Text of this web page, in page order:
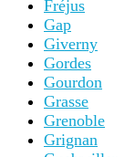
Fréjus
Gap
Giverny
Gordes
Gourdon
Grasse
Grenoble
Grignan